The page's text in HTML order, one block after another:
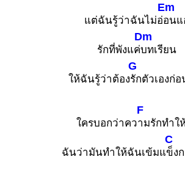
แต่ฉันรู้ว่าฉันไม่อ่
Em
อนแ
รักที่พังแค่
Dm
บทเรียน
ให้ฉันรู้ว่าต้อง
G
รักตัวเองก่อ
ใครบอกว่าคว
F
ามรักทำใ
ฉันว่ามันทำให้ฉันเข้มแ
C
ข็ง